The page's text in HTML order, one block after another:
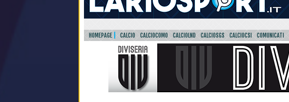
HOMEPAGE
CALCIO CALCIOCOMO CALCIOLND CALCIOSGS CALCIOCSI COMUNICATI